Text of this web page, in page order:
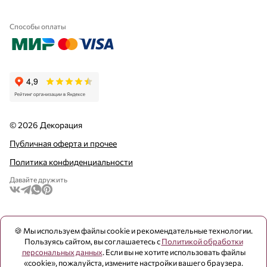
Способы оплаты
© 2026 Декорация
Публичная оферта и прочее
Политика конфиденциальности
Давайте дружить
🍪 Мы используем файлы cookie и рекомендательные технологии.
Пользуясь сайтом, вы соглашаетесь сПолитикой обработки
персональных данных. Если вы не хотите использовать файлы
«cookie», пожалуйста, измените настройки вашего браузера.